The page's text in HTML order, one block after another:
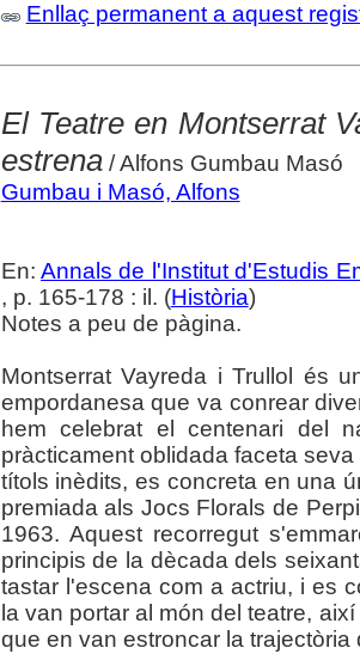
Enllaç permanent a aquest
El Teatre en Montserrat
estrena/ Alfons Gumbau Masó
Gumbau i Masó, Alfons
En:Annals de l'Institut d'Estudis
, p. 165-178 : il. (Història)
Notes a peu de pàgina.
Montserrat Vayreda i Trullol és
empordanesa que va conrear
hem celebrat el centenari del
pràcticament oblidada faceta
títols inèdits, es concreta en una
premiada als Jocs Florals de
1963. Aquest recorregut
principis de la dècada dels
tastar l'escena com a actriu, i es
la van portar al món del teatre,
que en van estroncar la trajectòria